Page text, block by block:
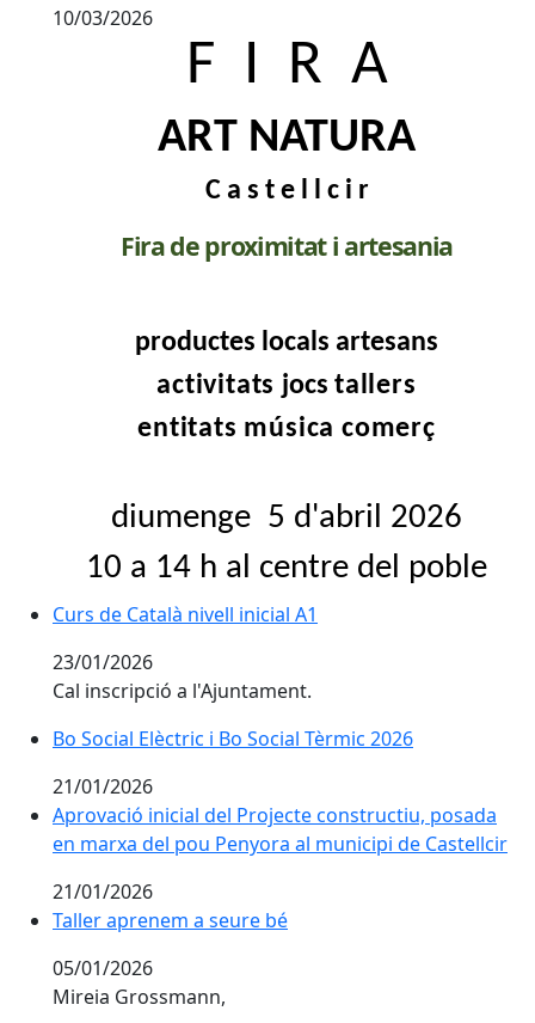
10/03/2026
F I R A
ART NATURA
C a s t e l l c i r
Fira de proximitat i artesania
productes locals artesans
activitats jocstallers
entitats música comerç
diumenge 5 d'abril 2026
10 a 14 h al centre del poble
Curs de Català nivell inicial A1
Curs de Català nivell inicial A1
23/01/2026
Cal inscripció a l'Ajuntament.
Bo Social Elèctric i Bo Social Tèrmic 2026
Bo Social Elèctric i Bo Social Tèrmic 2026
21/01/2026
Aprovació inicial del Projecte constructiu, posada
Aprovació inicial del Projecte constructiu, posada
en marxa del pou Penyora al municipi de Castellcir
21/01/2026
Taller aprenem a seure bé
Taller aprenem a seure bé
05/01/2026
Mireia Grossmann,